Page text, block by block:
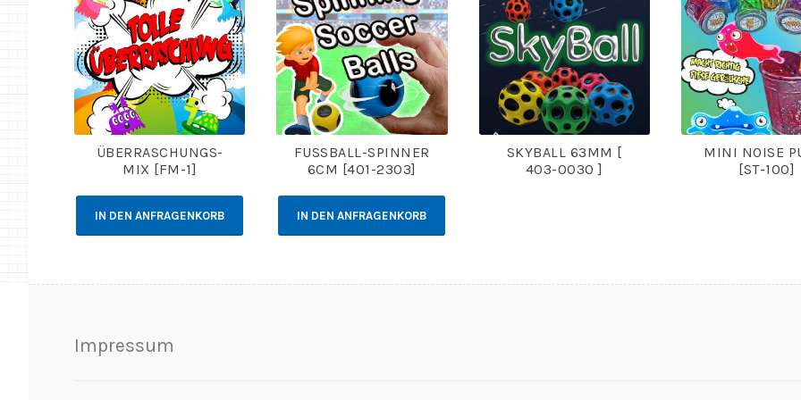
ÜBERRASCHUNGS-
MIX [FM-1]
IN DEN ANFRAGENKORB
FUSSBALL-SPINNER 6
CM [401-2303]
IN DEN ANFRAGENKORB
SKYBALL 63MM [
403-0030 ]
MINI NOISE
[ST-100]
Impressum